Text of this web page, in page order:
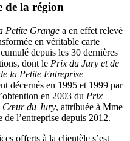
de la région
Petite Grange a en effet relevé
en véritable carte
depuis les 30 dernières
dont le Prix du Jury et de
la Petite Entreprise
décernés en 1995 et 1999 par
en 2003 du Prix
Cœur du Jury, attribuée à Mme
l’entreprise depuis 2012.
offerts à la clientèle s’est